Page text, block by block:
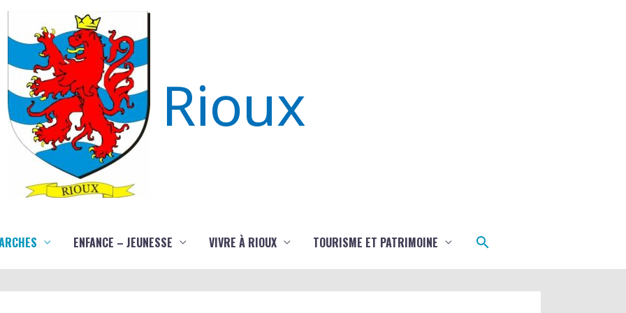
Rioux
ENFANCE – JEUNESSE VIVRE À RIOUX TOURISME ET PATRIMOINE Rechercher